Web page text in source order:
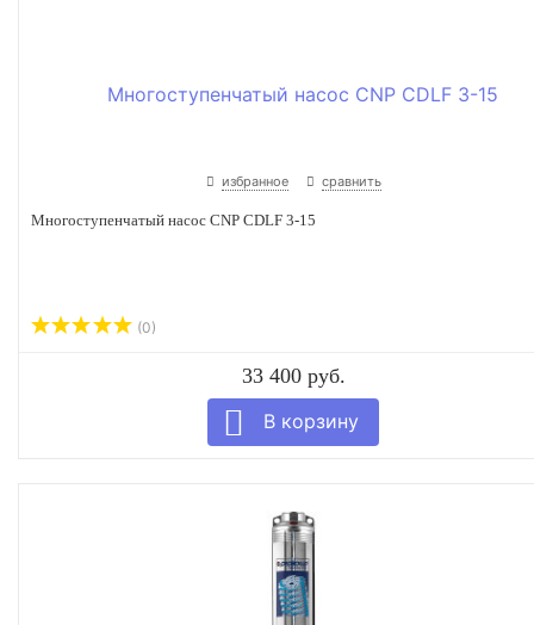
избранное сравнить
Многоступенчатый насос CNP CDLF 3-15
(0)
33 400 руб.